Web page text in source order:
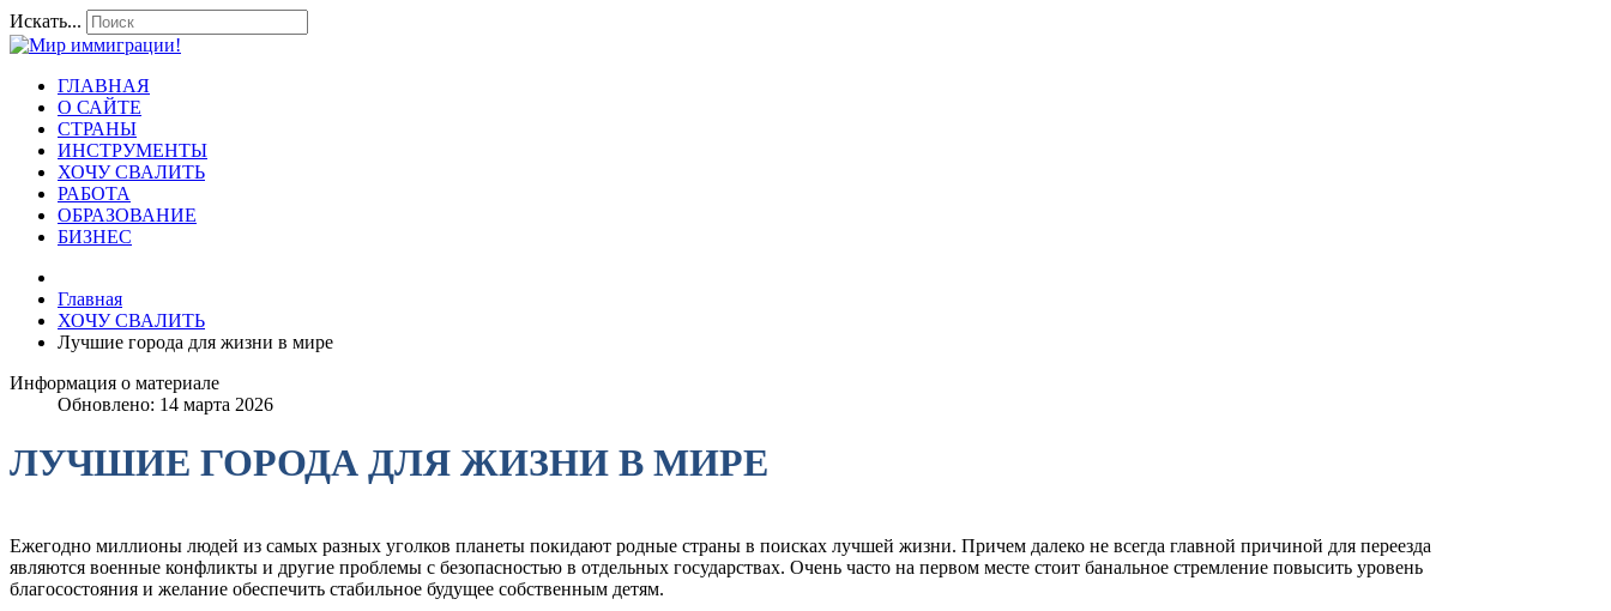
Искать...
ГЛАВНАЯ
О САЙТЕ
СТРАНЫ
ИНСТРУМЕНТЫ
ХОЧУ СВАЛИТЬ
РАБОТА
ОБРАЗОВАНИЕ
БИЗНЕС
Главная
ХОЧУ СВАЛИТЬ
Лучшие города для жизни в мире
Информация о материале
Обновлено: 14 марта 2026
ЛУЧШИЕ ГОРОДА ДЛЯ ЖИЗНИ В МИРЕ
Ежегодно миллионы людей из самых разных уголков планеты покидают родные страны в поисках лучшей жизни. Причем далеко не всегда главной причиной для переезда
являются военные конфликты и другие проблемы с безопасностью в отдельных государствах. Очень часто на первом месте стоит банальное стремление повысить уровень
благосостояния и желание обеспечить стабильное будущее собственным детям.